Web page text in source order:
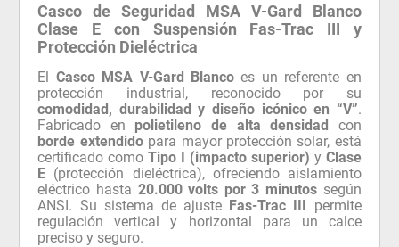
Casco de Seguridad MSA V-Gard Blanco
Clase E con Suspensión Fas-Trac III y
Protección Dieléctrica
El Casco MSA V-Gard Blanco es un referente en
protección industrial, reconocido por su
comodidad, durabilidad y diseño icónico en “V”.
Fabricado en polietileno de alta densidad con
borde extendidopara mayor protección solar, está
certificado comoTipo I (impacto superior) y Clase
E (protección dieléctrica), ofreciendo aislamiento
eléctrico hasta 20.000 volts por 3 minutossegún
ANSI. Su sistema de ajuste Fas-Trac III permite
regulación vertical y horizontal para un calce
preciso y seguro.